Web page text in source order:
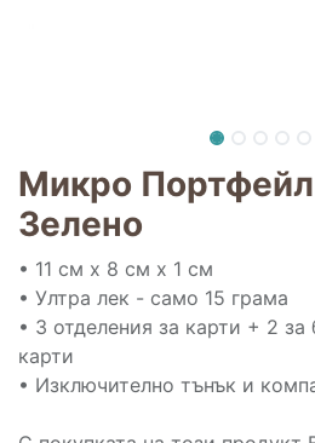
Микро
Зелено
• 11 см х 8 см х 1 см
• Ултра лек - само 15 грама
• 3 отделения за карти + 2
карти
• Изключително тънък и